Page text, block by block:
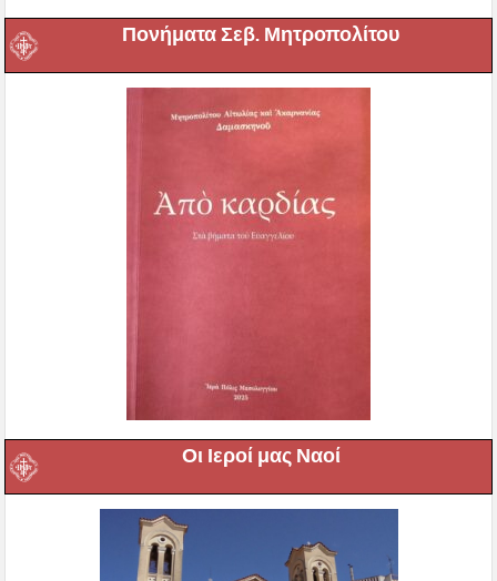
Πονήματα Σεβ. Μητροπολίτου
Οι Ιεροί μας Ναοί